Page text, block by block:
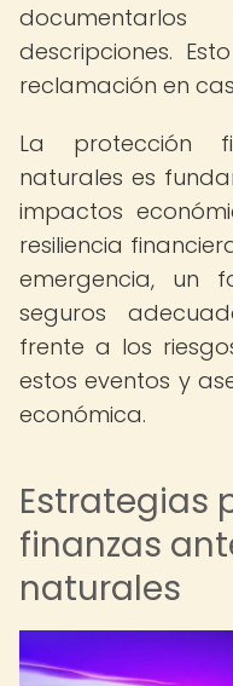
descripciones.
reclamación en
La protección
naturales es
impactos
resiliencia
emergencia, un
seguros
frente a los
estos eventos y
económica.
Estrategias
finanzas
naturales